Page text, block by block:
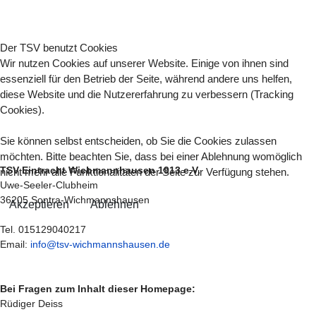
TSV Eintracht Wichmannhausen 1913 e.V.
Uwe-Seeler-Clubheim
36205 Sontra-Wichmannshausen
Tel. 015129040217
Email: info@tsv-wichmannshausen.de
Bei Fragen zum Inhalt dieser Homepage:
Rüdiger Deiss
Der TSV benutzt Cookies
Wir nutzen Cookies auf unserer Website. Einige von ihnen sind
essenziell für den Betrieb der Seite, während andere uns helfen,
diese Website und die Nutzererfahrung zu verbessern (Tracking
Cookies).
Sie können selbst entscheiden, ob Sie die Cookies zulassen
möchten. Bitte beachten Sie, dass bei einer Ablehnung womöglich
nicht mehr alle Funktionalitäten der Seite zur Verfügung stehen.
Akzeptieren Ablehnen